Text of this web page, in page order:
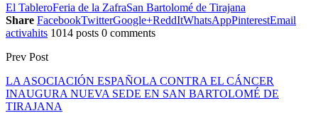
El TableroFeria de la ZafraSan Bartolomé de Tirajana
Share FacebookTwitterGoogle+ReddItWhatsAppPinterestEmail
activahits 1014 posts 0 comments
Prev Post
LA ASOCIACIÓN ESPAÑOLA CONTRA EL CÁNCER
INAUGURA NUEVA SEDE EN SAN BARTOLOMÉ DE
TIRAJANA